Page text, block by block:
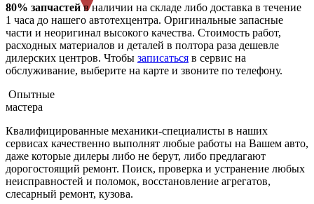
80% запчастейв наличии на складе либо доставка в течение
1 часа до нашего автотехцентра. Оригинальные запасные
части и неоригинал высокого качества. Стоимость работ,
расходных материалов и деталей в полтора раза дешевле
дилерских центров. Чтобы записаться в сервис на
обслуживание, выберите на карте и звоните по телефону.
Опытные
мастера
Квалифицированные механики-специалисты в наших
сервисах качественно выполнят любые работы на Вашем авто,
даже которые дилеры либо не берут, либо предлагают
дорогостоящий ремонт. Поиск, проверка и устранение любых
неисправностей и поломок, восстановление агрегатов,
слесарный ремонт, кузова.